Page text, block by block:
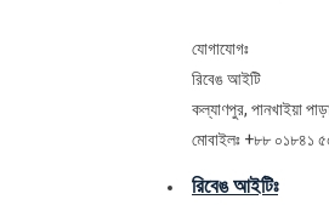
যোগাযোগঃ
রিবেঙ আইটি
কল্যাণপুর, পানখাইয়া
মোবাইলঃ +৮৮ ০১৮৪১
রিবেঙ আইটিঃ